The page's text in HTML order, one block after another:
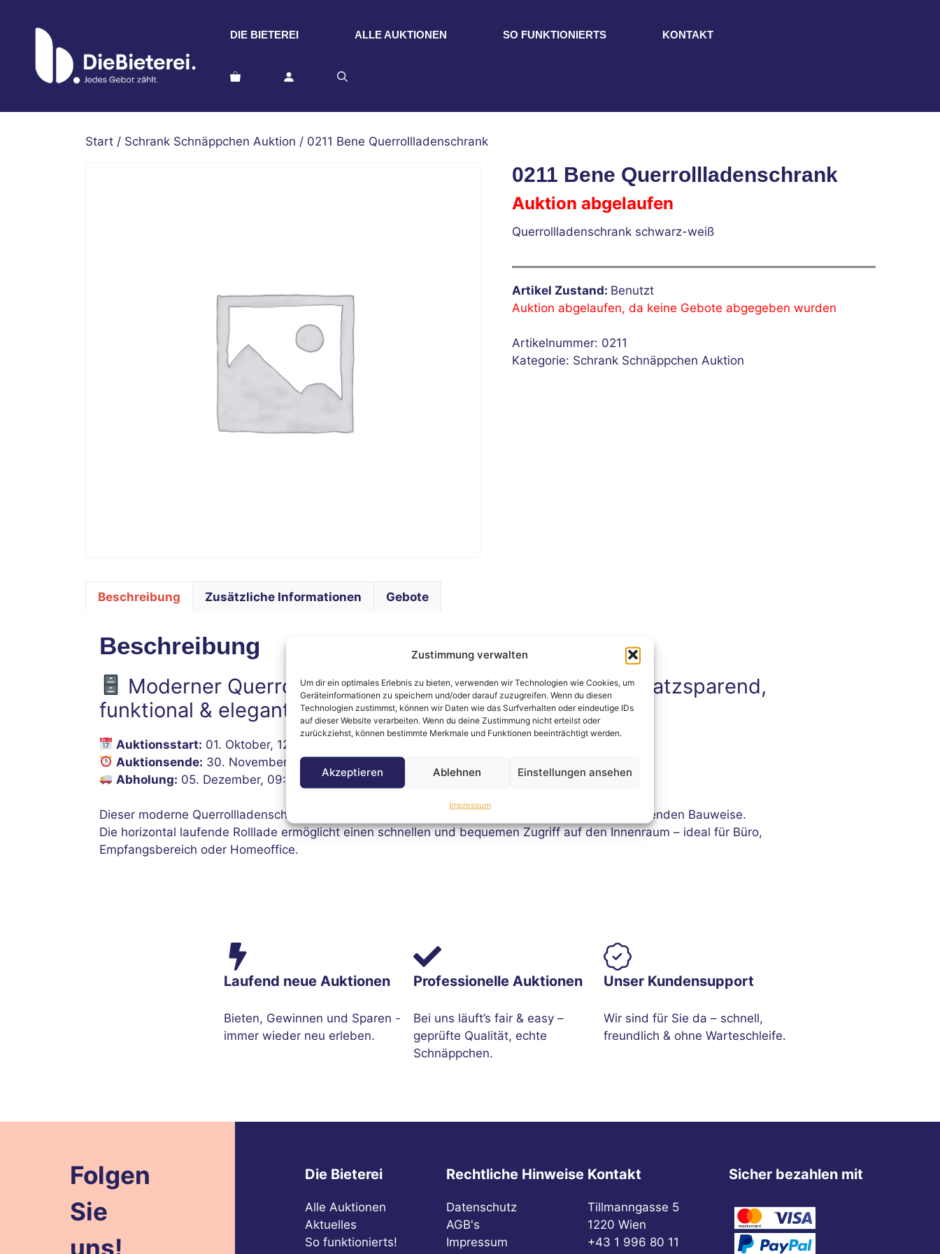
Zustimmung verwalten
Um dir ein optimales Erlebnis zu bieten, verwenden wir Technologien wie Cookies, um
Geräteinformationen zu speichern und/oder darauf zuzugreifen. Wenn du diesen
Technologien zustimmst, können wir Daten wie das Surfverhalten oder eindeutige IDs
auf dieser Website verarbeiten. Wenn du deine Zustimmung nicht erteilst oder
zurückziehst, können bestimmte Merkmale und Funktionen beeinträchtigt werden.
Akzeptieren Ablehnen Einstellungen ansehen
Impressum
DIE BIETEREI ALLE AUKTIONEN SO FUNKTIONIERTS KONTAKT
Start / Schrank Schnäppchen Auktion / 0211 Bene Querrollladenschrank
0211 Bene Querrollladenschrank
Auktion abgelaufen
Querrollladenschrank schwarz-weiß
Artikel Zustand: Benutzt
Auktion abgelaufen, da keine Gebote abgegeben wurden
Artikelnummer: 0211
Kategorie: Schrank Schnäppchen Auktion
Beschreibung Zusätzliche Informationen Gebote
Beschreibung
Moderner Querrollladenschrank mit silberner Front – platzsparend,
funktional & elegant
Auktionsstart: 01. Oktober, 12:00 Uhr
Auktionsende: 30. November, 12:00 Uhr
Abholung: 05. Dezember, 09:00–12:00 Uhr
Dieser moderne Querrollladenschrank überzeugt mit seiner silbernen Rollladenfront und platzsparenden Bauweise.
Die horizontal laufende Rolllade ermöglicht einen schnellen und bequemen Zugriff auf den Innenraum – ideal für Büro,
Empfangsbereich oder Homeoffice.
Laufend neue Auktionen
Bieten, Gewinnen und Sparen -
immer wieder neu erleben.
Professionelle Auktionen
Bei uns läuft’s fair & easy –
geprüfte Qualität, echte
Schnäppchen.
Unser Kundensupport
Wir sind für Sie da – schnell,
freundlich & ohne Warteschleife.
Folgen
Sie
uns!
Die Bieterei
Alle Auktionen
Aktuelles
So funktionierts!
Rechtliche Hinweise
Datenschutz
AGB's
Impressum
Kontakt
Tillmanngasse 5
1220 Wien
+43 1 996 80 11
Sicher bezahlen mit